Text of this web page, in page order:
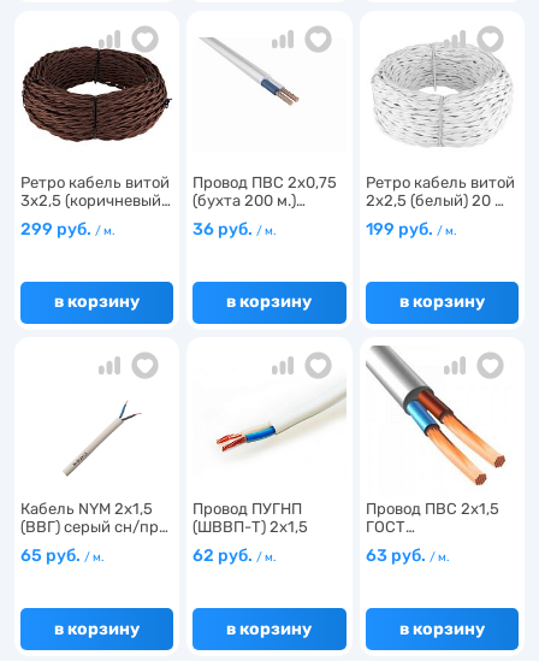
20
4
105
71
7
7
77
3
1
32
37
49
Ретро кабель витой
3х2,5 (коричневый…
299 руб. / м.
в корзину
Провод ПВС 2х0,75
(бухта 200 м.)…
36 руб./ м.
в корзину
Ретро кабель витой
2х2,5 (белый) 20 …
199 руб. / м.
в корзину
Кабель NYM 2х1,5
(ВВГ) серый сн/пр…
65 руб. / м.
в корзину
Провод ПУГНП
(ШВВП-Т) 2х1,5
ГОСТ…
62 руб./ м.
в корзину
Провод ПВС 2х1,5
ГОСТ…
63 руб. / м.
в корзину